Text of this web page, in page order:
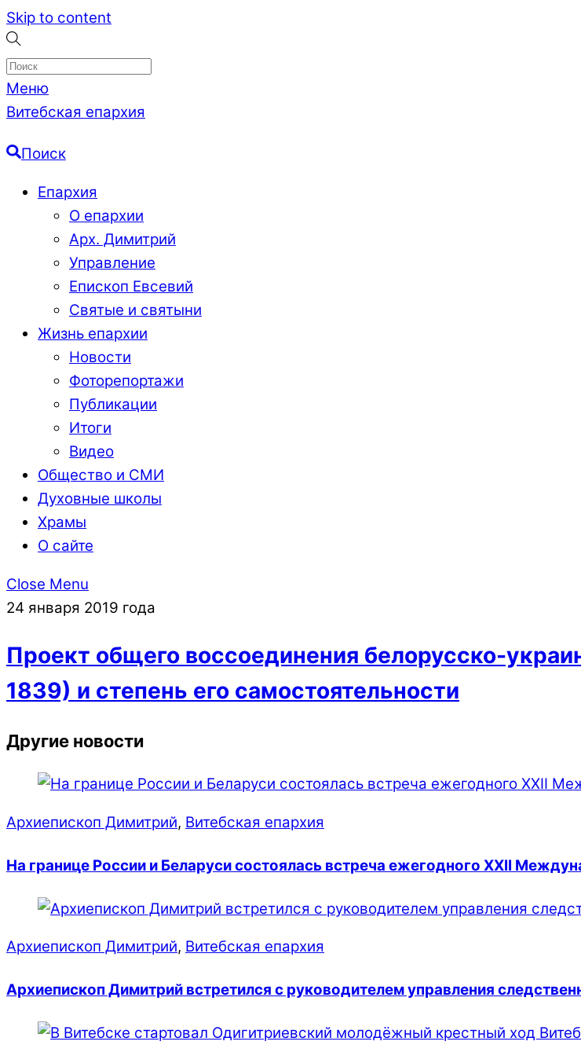
Skip to content
Меню
Витебская епархия
Поиск
Епархия
О епархии
Арх. Димитрий
Управление
Епископ Евсевий
Святые и святыни
Жизнь епархии
Новости
Фоторепортажи
Публикации
Итоги
Видео
Общество и СМИ
Духовные школы
Храмы
О сайте
Close Menu
24 января 2019 года
Проект общего воссоединения белорусско-
1839) и степень его самостоятельности
Другие новости
Архиепископ Димитрий, Витебская епархия
На границе России и Беларуси состоялась встреча ежегодного XXII
Архиепископ Димитрий, Витебская епархия
Архиепископ Димитрий встретился с руководителем управления